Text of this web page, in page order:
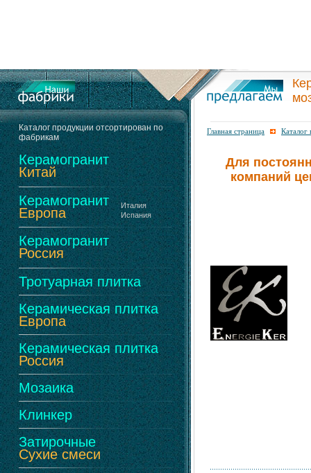
Каталог продукции отсортирован по
фабрикам
Керамогранит
Китай
Керамогранит
Европа
Италия
Испания
Керамогранит
Россия
Тротуарная плитка
Керамическая плитка
Европа
Керамическая плитка
Россия
Мозаика
Клинкер
Затирочные
Сухие смеси
Главная страница Каталог
Для
компаний